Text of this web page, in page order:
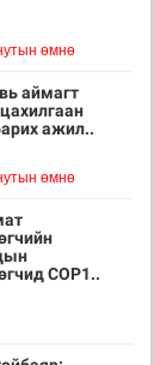
өмнө
аймагт
ажил..
өмнө
COP1..